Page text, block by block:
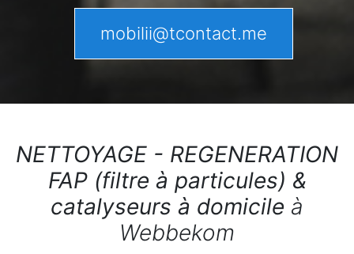
mobilii@tcontact.me
NETTOYAGE - REGENERATION
FAP (filtre à particules) &
catalyseurs à domicile à
Webbekom